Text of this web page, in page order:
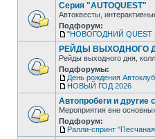
Серия "AUTOQUEST"
Автоквесты,
Подфорум:
"НОВОГОДНИЙ QUEST
РЕЙДЫ ВЫХОДНОГО
Рейды выходного дня,
Подфорумы:
День рождения
НОВЫЙ ГОД 2026
Автопробеги и другие
Мероприятия вне
Подфорум:
Ралли-спринт